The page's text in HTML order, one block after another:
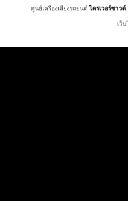
ศูนย์เครื่องเสียงรถยนต์ ไดรเวอร์ซาวด์
เว็